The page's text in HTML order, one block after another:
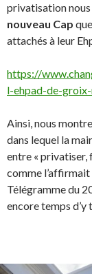
privatisation
nouveau Cap
attachés à leur
https://
l-ehpad-de-
Ainsi, nous
dans lequel la
entre « privatiser,
comme l’affirmait
Télégramme du
encore temps d’y